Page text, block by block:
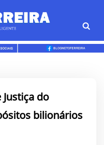
Justiça do
bilionários